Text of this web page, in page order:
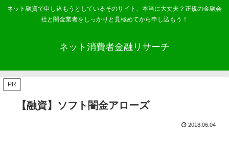
ネット融資で申し込もうとしているそのサイト、本当に大丈夫？正規の金融会
社と闇金業者をしっかりと見極めてから申し込もう！
ネット消費者金融リサーチ
PR
【融資】ソフト闇金アローズ
2018.06.04